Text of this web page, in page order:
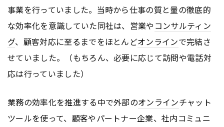
事業を行っていました。当時から仕事の質と量の徹底的
な効率化を意識していた同社は、営業やコンサルティン
グ、顧客対応に至るまでをほとんどオンラインで完結さ
せていました。（もちろん、必要に応じて訪問や電話対
応は行っていました）
業務の効率化を推進する中で外部のオンラインチャット
ツールを使って、顧客やパートナー企業、社内コミュニ